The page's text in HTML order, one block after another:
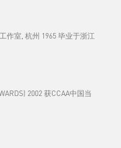
作室, 杭州 1965 毕业于浙江
2002 获CCAA中国当